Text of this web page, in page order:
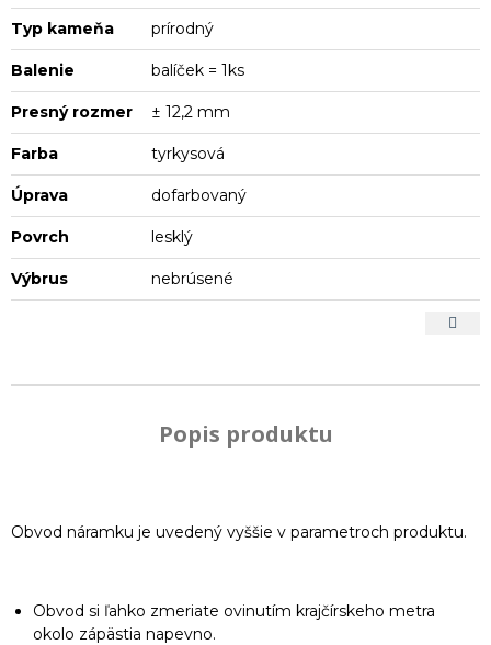
Typ kameňa prírodný
Balenie balíček = 1ks
Presný rozmer ± 12,2 mm
Farba tyrkysová
Úprava dofarbovaný
Povrch lesklý
Výbrus nebrúsené
Popis produktu
Obvod náramku je uvedený vyššie v parametroch produktu.
Obvod si ľahko zmeriate ovinutím krajčírskeho metra
okolo zápästia napevno.